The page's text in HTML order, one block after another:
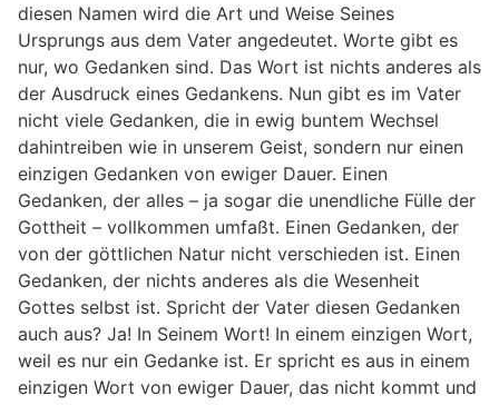
diesen Namen wird die Art und Weise Seines
Ursprungs aus dem Vater angedeutet. Worte gibt es
nur, wo Gedanken sind. Das Wort ist nichts anderes als
der Ausdruck eines Gedankens. Nun gibt es im Vater
nicht viele Gedanken, die in ewig buntem Wechsel
dahintreiben wie in unserem Geist, sondern nur einen
einzigen Gedanken von ewiger Dauer. Einen
Gedanken, der alles – ja sogar die unendliche Fülle der
Gottheit – vollkommen umfaßt. Einen Gedanken, der
von der göttlichen Natur nicht verschieden ist. Einen
Gedanken, der nichts anderes als die Wesenheit
Gottes selbst ist. Spricht der Vater diesen Gedanken
auch aus? Ja! In Seinem Wort! In einem einzigen Wort,
weil es nur ein Gedanke ist. Er spricht es aus in einem
einzigen Wort von ewiger Dauer, das nicht kommt und